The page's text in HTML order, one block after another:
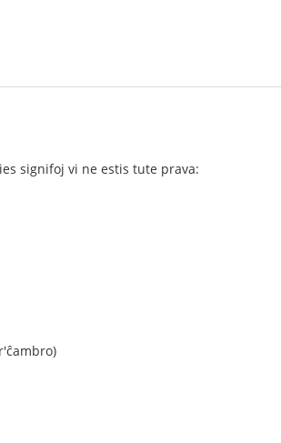
signifoj vi ne estis tute prava: